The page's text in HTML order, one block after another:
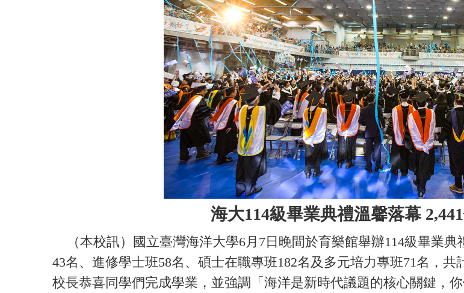
海大114級畢業典禮溫馨落幕
（本校訊）國立臺灣海洋大學6月7日晚間於育樂館舉辦114級畢業典
43名、進修學士班58名、碩士在職專班182名及多元培力專班71名，
校長恭喜同學們完成學業，並強調「海洋是新時代議題的核心關鍵，